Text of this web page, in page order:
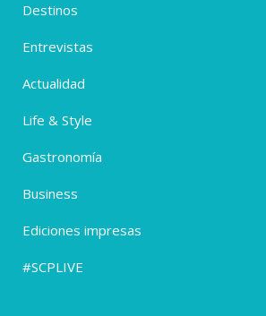
Destinos
Entrevistas
Actualidad
Life & Style
Gastronomía
Business
Ediciones impresas
#SCPLIVE